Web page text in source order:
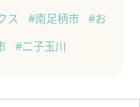
ス #南足柄市 #お
#二子玉川